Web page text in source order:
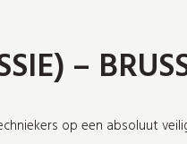
–
op een absoluut